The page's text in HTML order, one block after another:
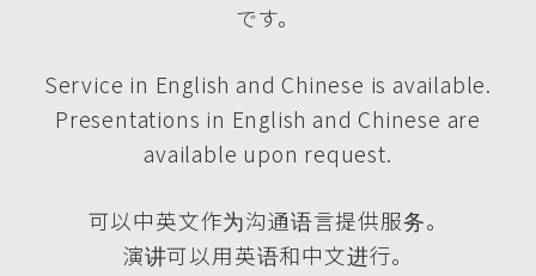
です。
Service in English and Chinese is available.
Presentations in English and Chinese are
available upon request.
可以中英文作为沟通语言提供服务。
演讲可以用英语和中文进行。